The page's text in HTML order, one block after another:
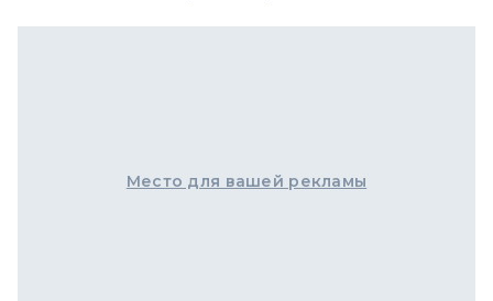
Место для вашей рекламы